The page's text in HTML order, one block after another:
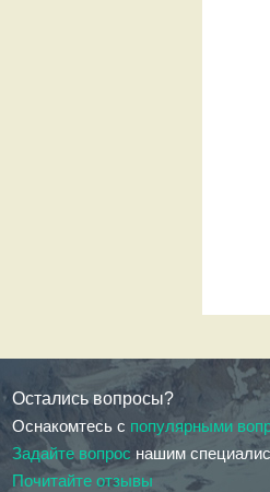
Остались вопросы?
Оснакомтесь с популярными
Задайте вопрос нашим
Почитайте отзывы